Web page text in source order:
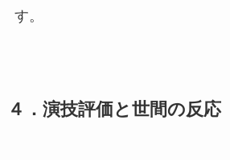
す。
４．演技評価と世間の反応